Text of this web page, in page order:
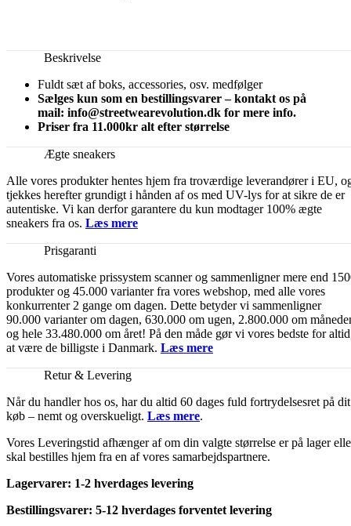
Beskrivelse
Fuldt sæt af boks, accessories, osv. medfølger
Sælges kun som en bestillingsvarer – kontakt os på
mail: info@streetwearevolution.dk for mere info.
Priser fra 11.000kr alt efter størrelse
Ægte sneakers
Alle vores produkter hentes hjem fra troværdige leverandører i EU,
tjekkes herefter grundigt i hånden af os med UV-lys for at sikre de er
autentiske. Vi kan derfor garantere du kun modtager 100% ægte
sneakers fra os. Læs mere
Prisgaranti
Vores automatiske prissystem scanner og sammenligner mere end
produkter og 45.000 varianter fra vores webshop, med alle vores
konkurrenter 2 gange om dagen. Dette betyder vi sammenligner
90.000 varianter om dagen, 630.000 om ugen, 2.800.000 om
og hele 33.480.000 om året! På den måde gør vi vores bedste for
at være de billigste i Danmark. Læs mere
Retur & Levering
Når du handler hos os, har du altid 60 dages fuld fortrydelsesret på dit
køb – nemt og overskueligt. Læs mere.
Vores Leveringstid afhænger af om din valgte størrelse er på lager
skal bestilles hjem fra en af vores samarbejdspartnere.
Lagervarer: 1-2 hverdages levering
Bestillingsvarer: 5-12 hverdages forventet levering